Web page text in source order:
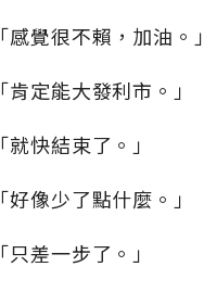
「感覺很不賴，加油。」
「肯定能大發利市。」
「就快結束了。」
「好像少了點什麼。」
「只差一步了。」